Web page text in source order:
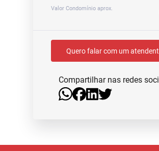
Valor Condomínio aprox.
Quero falar com um
Compartilhar nas redes